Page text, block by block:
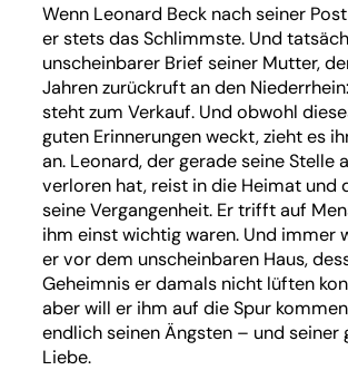
Wenn Leonard Beck nach seiner
er stets das Schlimmste. Und
unscheinbarer Brief seiner Mutter,
Jahren zurückruft an den
steht zum Verkauf. Und obwohl
guten Erinnerungen weckt, zieht es
an. Leonard, der gerade seine Stelle
verloren hat, reist in die Heimat und
seine Vergangenheit. Er trifft auf
ihm einst wichtig waren. Und immer
er vor dem unscheinbaren Haus,
Geheimnis er damals nicht lüften
aber will er ihm auf die Spur
endlich seinen Ängsten – und seiner
Liebe.